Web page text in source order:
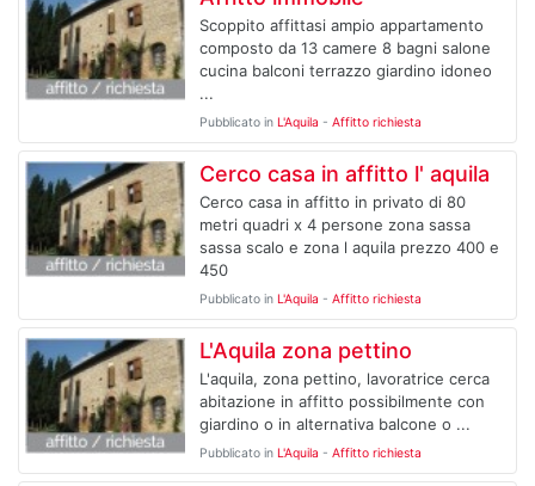
Scoppito affittasi ampio appartamento
composto da 13 camere 8 bagni salone
cucina balconi terrazzo giardino idoneo
...
Pubblicato in L'Aquila - Affitto richiesta
Cerco casa in affitto l' aquila
Cerco casa in affitto in privato di 80
metri quadri x 4 persone zona sassa
sassa scalo e zona l aquila prezzo 400 e
450
Pubblicato in L'Aquila - Affitto richiesta
L'Aquila zona pettino
L'aquila, zona pettino, lavoratrice cerca
abitazione in affitto possibilmente con
giardino o in alternativa balcone o ...
Pubblicato in L'Aquila - Affitto richiesta